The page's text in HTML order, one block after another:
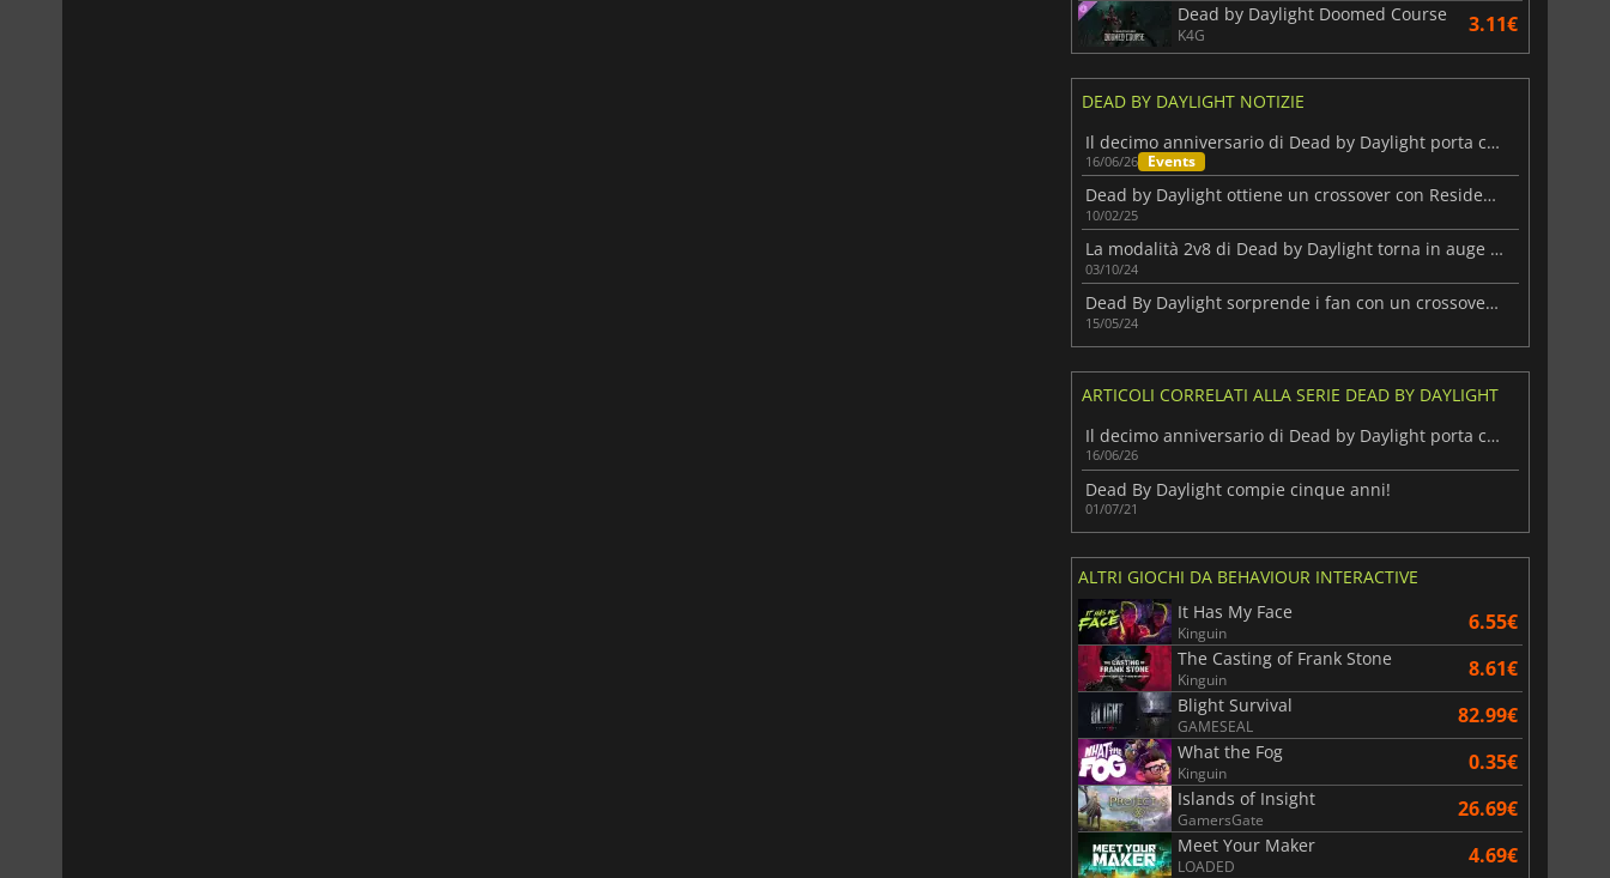
Dead by Daylight Doomed Course
K4G 3.11€
DEAD BY DAYLIGHT NOTIZIE
Il decimo anniversario di Dead by Daylight porta con sé Jason Voorhees
16/06/26 Events
Dead by Daylight ottiene un crossover con Resident Evil
10/02/25
La modalità 2v8 di Dead by Daylight torna in auge con nuovi aggiornamenti
03/10/24
Dead By Daylight sorprende i fan con un crossover con Dungeons & Dragons
15/05/24
ARTICOLI CORRELATI ALLA SERIE DEAD BY DAYLIGHT
Il decimo anniversario di Dead by Daylight porta con sé Jason Voorhees
16/06/26
Dead By Daylight compie cinque anni!
01/07/21
ALTRI GIOCHI DA BEHAVIOUR INTERACTIVE
It Has My Face
Kinguin 6.55€
The Casting of Frank Stone
Kinguin 8.61€
Blight Survival
GAMESEAL 82.99€
What the Fog
Kinguin 0.35€
Islands of Insight
GamersGate 26.69€
Meet Your Maker
LOADED 4.69€